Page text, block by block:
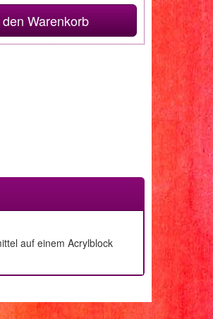
den Warenkorb
auf einem Acrylblock